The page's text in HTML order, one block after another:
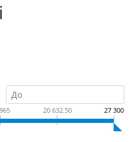
20 632.50 27 300